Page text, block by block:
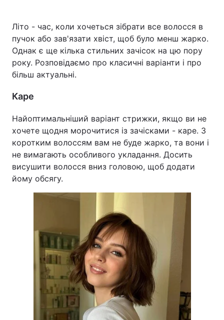
Літо - час, коли хочеться зібрати все волосся в
пучок або зав'язати хвіст, щоб було менш жарко.
Однак є ще кілька стильних зачісок на цю пору
року. Розповідаємо про класичні варіанти і про
більш актуальні.
Каре
Найоптимальніший варіант стрижки, якщо ви не
хочете щодня морочитися із зачісками - каре. З
коротким волоссям вам не буде жарко, та вони і
не вимагають особливого укладання. Досить
висушити волосся вниз головою, щоб додати
йому обсягу.